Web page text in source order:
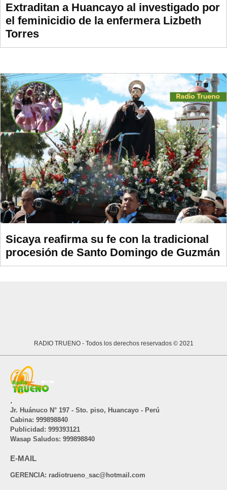
Extraditan a Huancayo al investigado por
el feminicidio de la enfermera Lizbeth
Torres
Sicaya reafirma su fe con la tradicional
procesión de Santo Domingo de Guzmán
RADIO TRUENO - Todos los derechos reservados © 2021
.
Jr. Huánuco N° 197 - Sto. piso, Huancayo - Perú
Cabina: 999898840
Publicidad: 999393121
Wasap Saludos: 999898840
E-MAIL
GERENCIA: radiotrueno_sac@hotmail.com